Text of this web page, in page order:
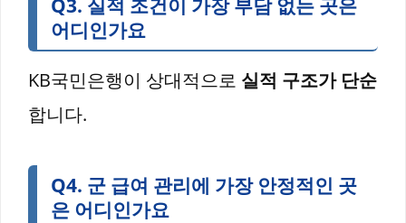
Q3. 실적 조건이 가장 부담 없는 곳은
어디인가요
KB국민은행이 상대적으로 실적 구조가 단순
합니다.
Q4. 군 급여 관리에 가장 안정적인 곳
은 어디인가요